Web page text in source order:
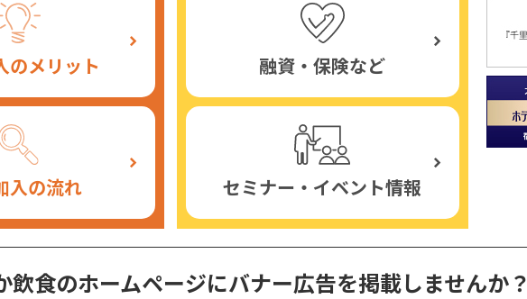
のメリット
入の流れ
融資・保険など
セミナー・イベント情報
飲食のホームページにバナー広告を掲載しませんか？